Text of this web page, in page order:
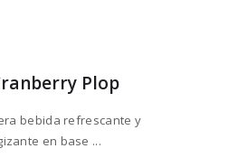
Plop
bebida refrescante y
en base ...